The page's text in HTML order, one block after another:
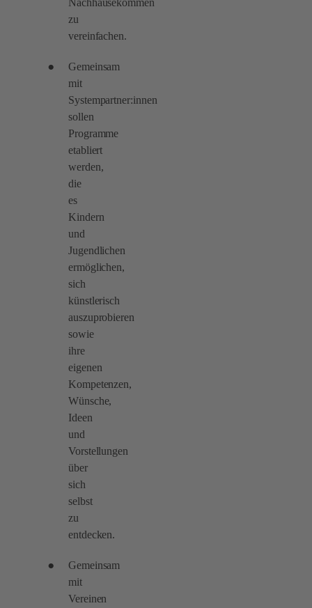
zu
vereinfachen.
Gemeinsam
mit
Systempartner:innen
sollen
Programme
etabliert
werden,
die
es
Kindern
und
Jugendlichen
ermöglichen,
sich
künstlerisch
auszuprobieren
sowie
ihre
eigenen
Kompetenzen,
Wünsche,
Ideen
und
Vorstellungen
über
sich
selbst
zu
entdecken.
Gemeinsam
mit
Vereinen